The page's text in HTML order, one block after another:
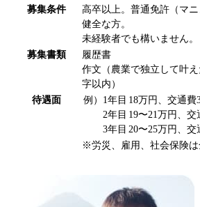
募集条件
高卒以上。普通免許（マ
健全な方。
未経験者でも構いません。
募集書類
履歴書
作文（農業で独立して叶
字以内）
待遇面
例）1年目
2年目
3年目
18万円、交通費
19〜21万円、交
20〜25万円、交
※労災、雇用、社会保険は